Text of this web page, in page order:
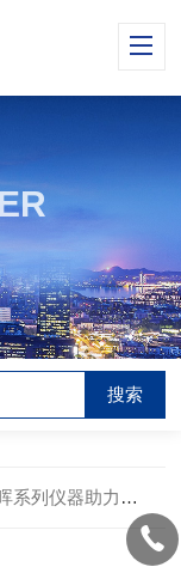
检测工业废水铅、镉、汞、砷溶解态和总量测定